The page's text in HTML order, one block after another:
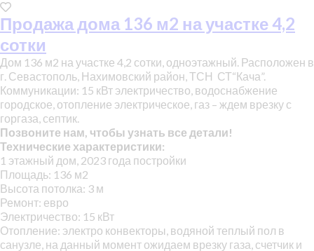
Продажа дома 136 м2 на участке 4,2
сотки
Дом 136 м2 на участке 4,2 сотки, одноэтажный. Расположен в
г. Севастополь, Нахимовский район, ТСН СТ“Кача”.
Коммуникации: 15 кВт электричество, водоснабжение
городское, отопление электрическое, газ – ждем врезку с
горгаза, септик.
Позвоните нам, чтобы узнать все детали!
Технические характеристики:
1 этажный дом, 2023 года постройки
Площадь: 136 м2
Высота потолка: 3 м
Ремонт: евро
Электричество: 15 кВт
Отопление: электро конвекторы, водяной теплый пол в
санузле, на данный момент ожидаем врезку газа, счетчик и